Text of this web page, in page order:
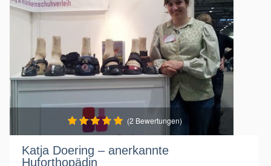
(2 Bewertungen)
Katja Doering – anerkannte
Huforthopädin